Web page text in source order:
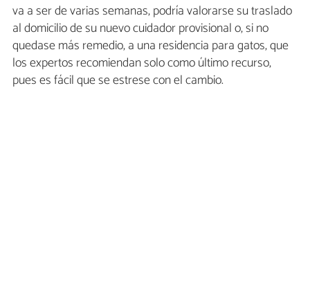
va a ser de varias semanas, podría valorarse su traslado
al domicilio de su nuevo cuidador provisional o, si no
quedase más remedio, a una residencia para gatos, que
los expertos recomiendan solo como último recurso,
pues es fácil que se estrese con el cambio.